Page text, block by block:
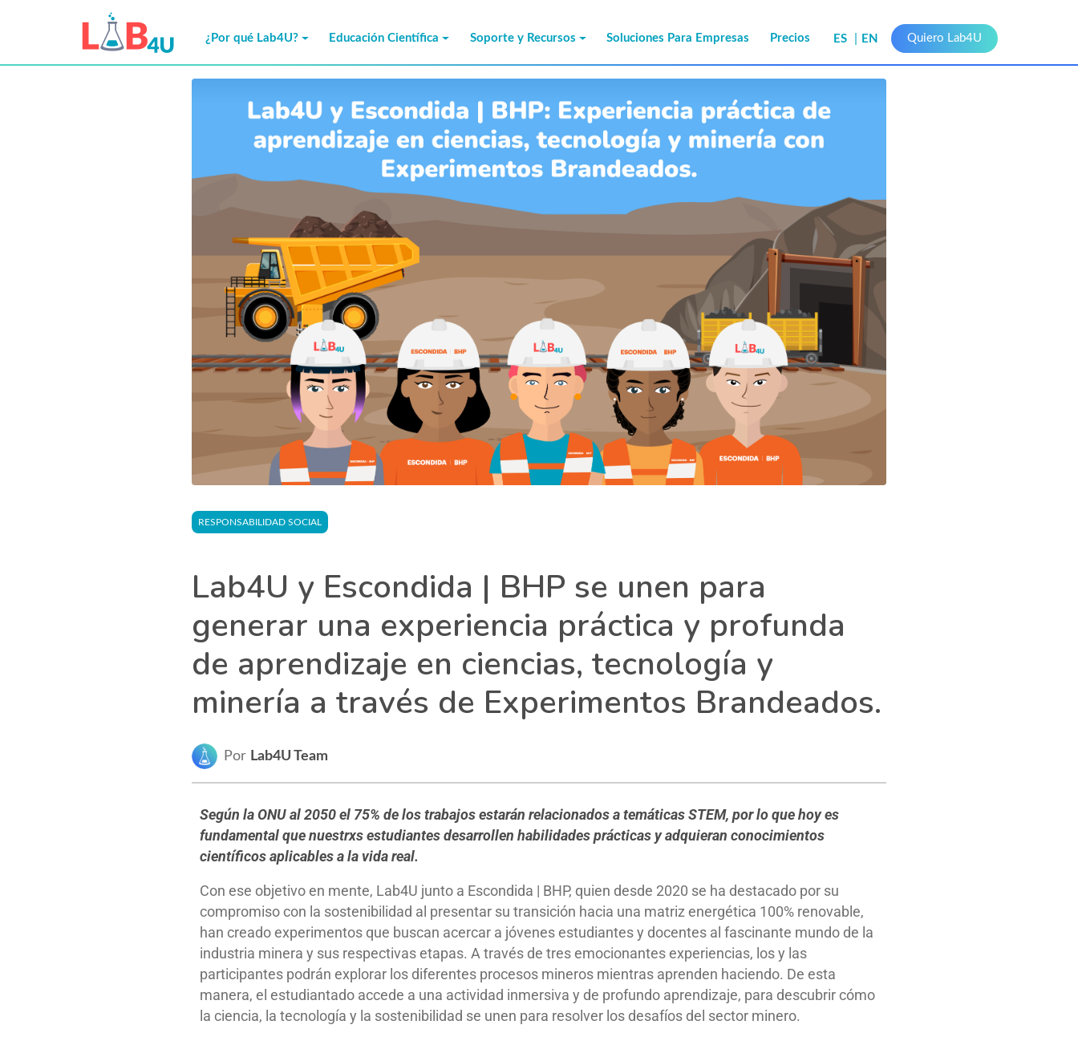
¿Por qué Lab4U? Educación Científica Soporte y Recursos Soluciones Para Empresas Precios ES EN Quiero Lab4U
RESPONSABILIDAD SOCIAL
Lab4U y Escondida | BHP se unen para
generar una experiencia práctica y profunda
de aprendizaje en ciencias, tecnología y
minería a través de Experimentos Brandeados.
Por Lab4U Team
Según la ONU al 2050 el 75% de los trabajos estarán relacionados a temáticas STEM, por lo que hoy es
fundamental que nuestrxs estudiantes desarrollen habilidades prácticas y adquieran conocimientos
científicos aplicables a la vida real.
Con ese objetivo en mente, Lab4U junto a Escondida | BHP, quien desde 2020 se ha destacado por su
compromiso con la sostenibilidad al presentar su transición hacia una matriz energética 100% renovable,
han creado experimentos que buscan acercar a jóvenes estudiantes y docentes al fascinante mundo de la
industria minera y sus respectivas etapas. A través de tres emocionantes experiencias, los y las
participantes podrán explorar los diferentes procesos mineros mientras aprenden haciendo. De esta
manera, el estudiantado accede a una actividad inmersiva y de profundo aprendizaje, para descubrir cómo
la ciencia, la tecnología y la sostenibilidad se unen para resolver los desafíos del sector minero.